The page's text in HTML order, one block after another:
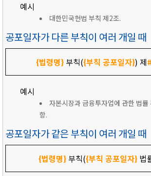
예시
대한민국헌법 부칙 제2조.
공포일자가 다른 부칙이 여러 개일 때
{법령명}부칙({부칙 공포일자}) 제#
예시
자본시장과 금융투자업에 관한 법
항.
공포일자가 같은 부칙이 여러 개일 때
{법령명}부칙({부칙 공포일자}법